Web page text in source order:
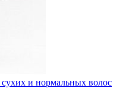
и нормальных волос